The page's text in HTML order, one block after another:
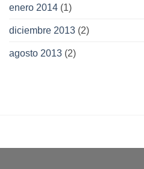
enero 2014 (1)
diciembre 2013 (2)
agosto 2013 (2)